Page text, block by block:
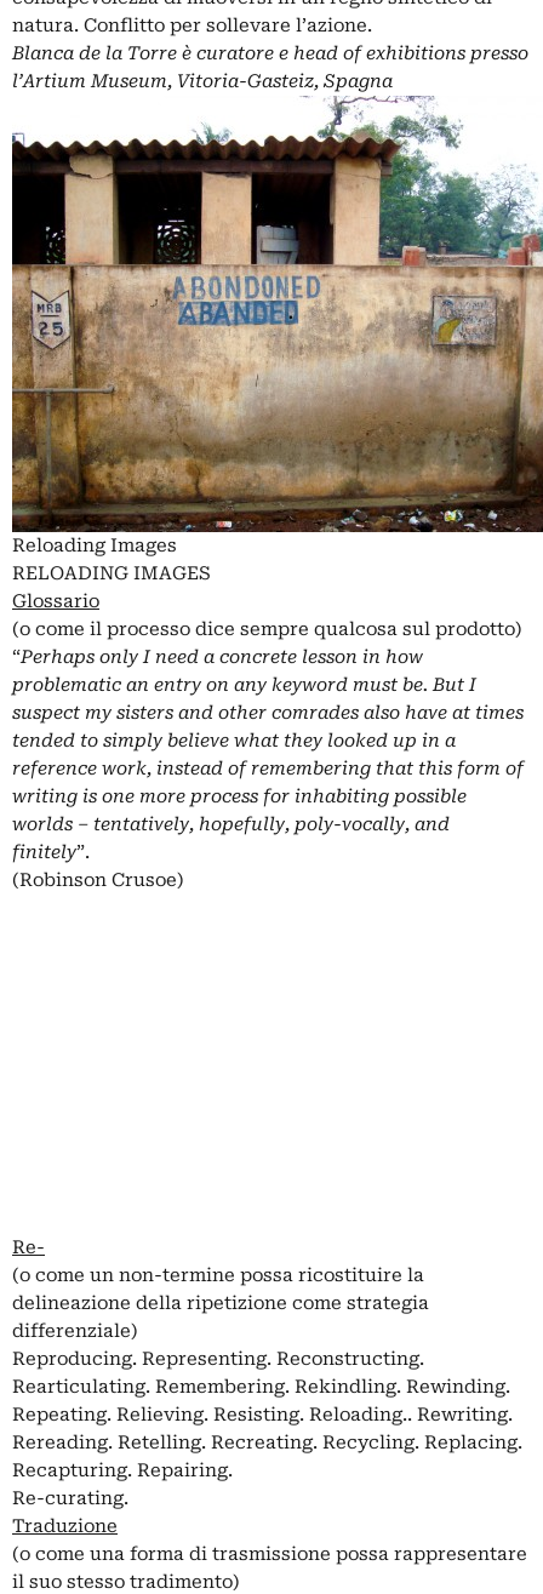
natura. Conflitto per sollevare l’azione.
Blanca de la Torre è curatore e head of exhibitions presso
l’Artium Museum, Vitoria-Gasteiz, Spagna
Reloading Images
RELOADING IMAGES
Glossario
(o come il processo dice sempre qualcosa sul prodotto)
“Perhaps only I need a concrete lesson in how
problematic an entry on any keyword must be. But I
suspect my sisters and other comrades also have at times
tended to simply believe what they looked up in a
reference work, instead of remembering that this form of
writing is one more process for inhabiting possible
worlds – tentatively, hopefully, poly-vocally, and
finitely”.
(Robinson Crusoe)
Re-
(o come un non-termine possa ricostituire la
delineazione della ripetizione come strategia
differenziale)
Reproducing. Representing. Reconstructing.
Rearticulating. Remembering. Rekindling. Rewinding.
Repeating. Relieving. Resisting. Reloading.. Rewriting.
Rereading. Retelling. Recreating. Recycling. Replacing.
Recapturing. Repairing.
Re-curating.
Traduzione
(o come una forma di trasmissione possa rappresentare
il suo stesso tradimento)